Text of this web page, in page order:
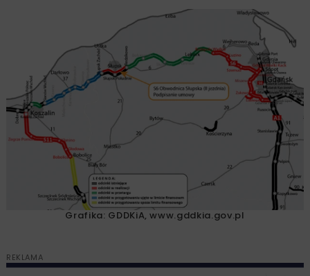
Grafika: GDDKiA, www.gddkia.gov.pl
REKLAMA